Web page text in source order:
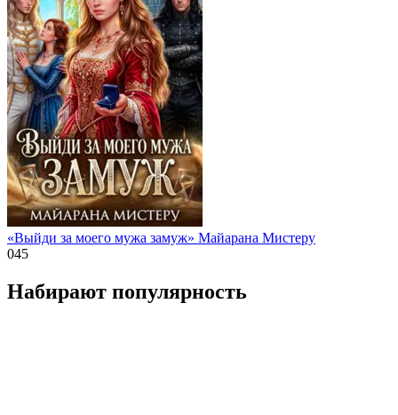
«Выйди за моего мужа замуж» Майарана Мистеру
045
Набирают популярность